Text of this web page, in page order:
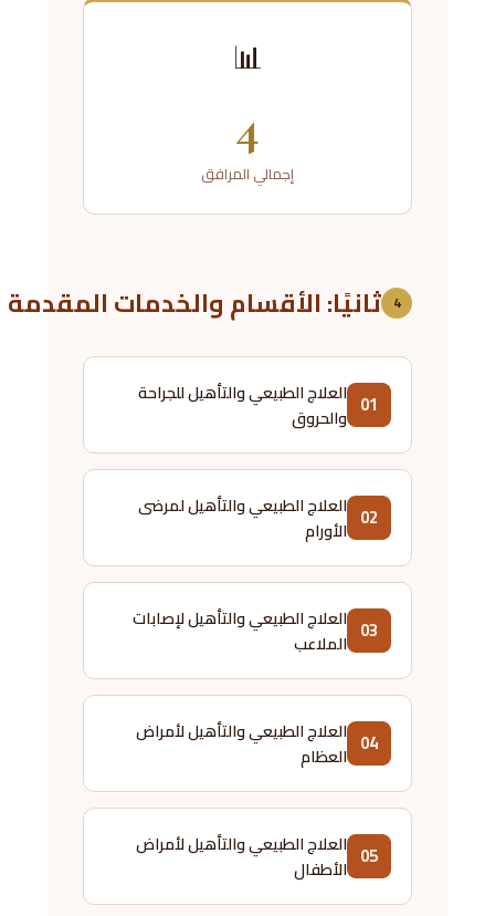
📊
4
إجمالي المرافق
4 ثانيًا: الأقسام والخدمات المقدمة
01 العلاج الطبيعي والتأهيل للجراحة
والحروق
02 العلاج الطبيعي والتأهيل لمرضى
الأورام
03 العلاج الطبيعي والتأهيل لإصابات
الملاعب
04 العلاج الطبيعي والتأهيل لأمراض
العظام
05 العلاج الطبيعي والتأهيل لأمراض
الأطفال